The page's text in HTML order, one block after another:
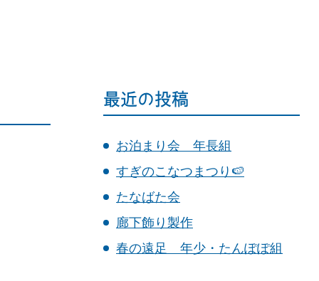
最近の投稿
お泊まり会 年長組
すぎのこなつまつり🍉
たなばた会
廊下飾り製作
春の遠足 年少・たんぽぽ組